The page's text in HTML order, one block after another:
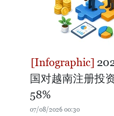
国对越南注册投
58%
07/08/2026 00:30